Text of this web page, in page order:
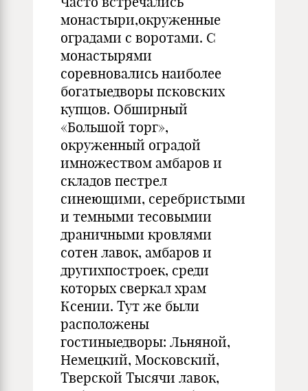
монастыри,окруженные
оградами с воротами. С
монастырями
соревновались наиболее
богатыедворы псковских
купцов. Обширный
«Большой торг»,
окруженный оградой
имножеством амбаров и
складов пестрел
синеющими, серебристыми
и темными тесовымии
драничными кровлями
сотен лавок, амбаров и
другихпостроек, среди
которых сверкал храм
Ксении. Тут же были
расположены
гостиныедворы: Льняной,
Немецкий, Московский,
Тверской Тысячи лавок,